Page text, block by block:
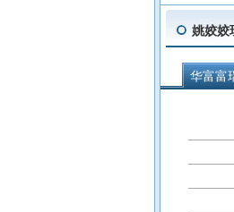
姚姣姣
华富富
华富